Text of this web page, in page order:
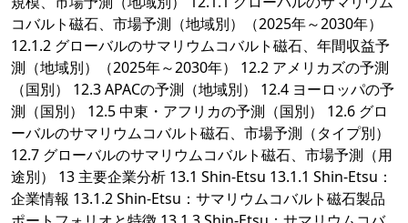
コバルト磁石、市場予測（地域別）（2025年～2030年）
12.1.2 グローバルのサマリウムコバルト磁石、年間収益予
測（地域別）（2025年～2030年） 12.2 アメリカズの予測
（国別） 12.3 APACの予測（地域別） 12.4 ヨーロッパの予
測（国別） 12.5 中東・アフリカの予測（国別） 12.6 グロ
ーバルのサマリウムコバルト磁石、市場予測（タイプ別）
12.7 グローバルのサマリウムコバルト磁石、市場予測（用
途別） 13 主要企業分析 13.1 Shin-Etsu 13.1.1 Shin-Etsu：
企業情報 13.1.2 Shin-Etsu：サマリウムコバルト磁石製品